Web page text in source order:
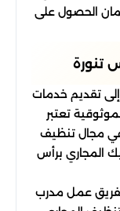
الحصول على
تنورة
تقديم خدمات
تعتبر
في مجال تنظيف
المجاري برأس
عمل مدرب